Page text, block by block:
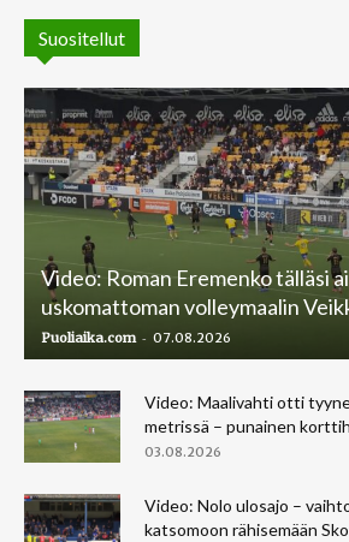
Suositellut
Video: Roman Eremenko tälläsi
uskomattoman volleymaalin
Puoliaika.com - 07.08.2026
Video: Maalivahti otti
metrissä – punainen
03.08.2026
Video: Nolo ulosajo –
katsomoon rähisemään